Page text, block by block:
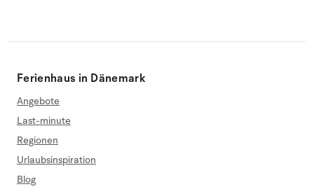
Ferienhaus in Dänemark
Angebote
Last-minute
Regionen
Urlaubsinspiration
Blog